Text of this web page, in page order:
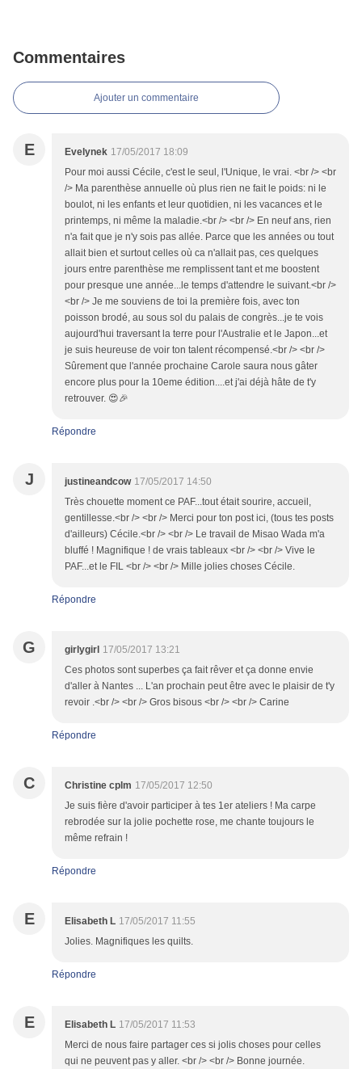
Commentaires
Ajouter un commentaire
E Evelynek 17/05/2017 18:09
Pour moi aussi Cécile, c'est le seul, l'Unique, le vrai. <br /> <br
/> Ma parenthèse annuelle où plus rien ne fait le poids: ni le
boulot, ni les enfants et leur quotidien, ni les vacances et le
printemps, ni même la maladie.<br /> <br /> En neuf ans, rien
n'a fait que je n'y sois pas allée. Parce que les années ou tout
allait bien et surtout celles où ca n'allait pas, ces quelques
jours entre parenthèse me remplissent tant et me boostent
pour presque une année...le temps d'attendre le suivant.<br />
<br /> Je me souviens de toi la première fois, avec ton
poisson brodé, au sous sol du palais de congrès...je te vois
aujourd'hui traversant la terre pour l'Australie et le Japon...et
je suis heureuse de voir ton talent récompensé.<br /> <br />
Sûrement que l'année prochaine Carole saura nous gâter
encore plus pour la 10eme édition....et j'ai déjà hâte de t'y
retrouver. 😍🎉
Répondre
J justineandcow 17/05/2017 14:50
Très chouette moment ce PAF...tout était sourire, accueil,
gentillesse.<br /> <br /> Merci pour ton post ici, (tous tes posts
d'ailleurs) Cécile.<br /> <br /> Le travail de Misao Wada m'a
bluffé ! Magnifique ! de vrais tableaux <br /> <br /> Vive le
PAF...et le FIL <br /> <br /> Mille jolies choses Cécile.
Répondre
G girlygirl 17/05/2017 13:21
Ces photos sont superbes ça fait rêver et ça donne envie
d'aller à Nantes ... L'an prochain peut être avec le plaisir de t'y
revoir .<br /> <br /> Gros bisous <br /> <br /> Carine
Répondre
C Christine cplm 17/05/2017 12:50
Je suis fière d'avoir participer à tes 1er ateliers ! Ma carpe
rebrodée sur la jolie pochette rose, me chante toujours le
même refrain !
Répondre
E Elisabeth L 17/05/2017 11:55
Jolies. Magnifiques les quilts.
Répondre
E Elisabeth L 17/05/2017 11:53
Merci de nous faire partager ces si jolis choses pour celles
qui ne peuvent pas y aller. <br /> <br /> Bonne journée.